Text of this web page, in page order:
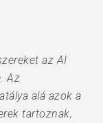
az AI
Az
alá azok a
tartoznak,